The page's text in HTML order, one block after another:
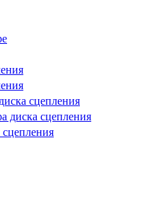
сцепления
диска сцепления